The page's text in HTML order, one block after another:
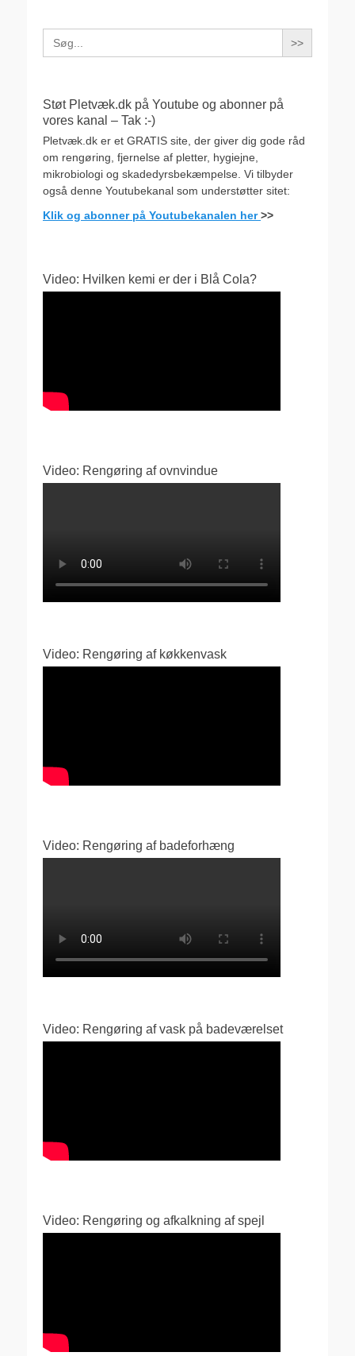
Search
for:
Støt Pletvæk.dk på Youtube og abonner på
vores kanal – Tak :-)
Pletvæk.dk er et GRATIS site, der giver dig gode råd
om rengøring, fjernelse af pletter, hygiejne,
mikrobiologi og skadedyrsbekæmpelse. Vi tilbyder
også denne Youtubekanal som understøtter sitet:
Klik og abonner på Youtubekanalen her>>
Video: Hvilken kemi er der i Blå Cola?
Video: Rengøring af ovnvindue
Video: Rengøring af køkkenvask
Video: Rengøring af badeforhæng
Video: Rengøring af vask på badeværelset
Video: Rengøring og afkalkning af spejl